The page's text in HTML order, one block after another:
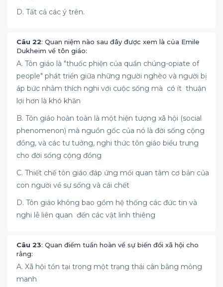
D. Tất cả các ý trên.
Câu 22: Quan niệm nào sau đây được xem là của Emile
Dukheim về tôn giáo:
A. Tôn giáo là "thuốc phiện của quần chúng-opiate of
people" phát triển giữa những người nghèo và người bị
áp bức nhằm thích nghi với cuộc sống mà có ít thuận
lợi hơn là khó khăn
B. Tôn giáo hoàn toàn là một hiện tượng xã hội (social
phenomenon) mà nguồn gốc của nó là đời sống cộng
đồng, và các tư tưởng, nghi thức tôn giáo biểu trưng
cho đời sống cộng đồng
C. Thiết chế tôn giáo đáp ứng mối quan tâm cơ bản của
con người về sự sống và cái chết
D. Tôn giáo không bao gồm hệ thống các đức tin và
nghi lễ liên quan đến các vật linh thiêng
Câu 23: Quan điểm tuần hoàn về sự biến đổi xã hội cho
rằng:
A. Xã hội tồn tại trong một trạng thái cân bằng mỏng
manh